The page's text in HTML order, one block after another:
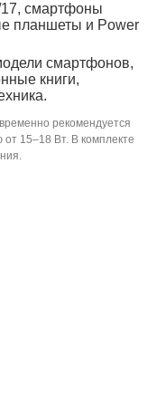
смартфоны
планшеты и Power
смартфонов,
книги,
рекомендуется
15–18 Вт. В комплекте